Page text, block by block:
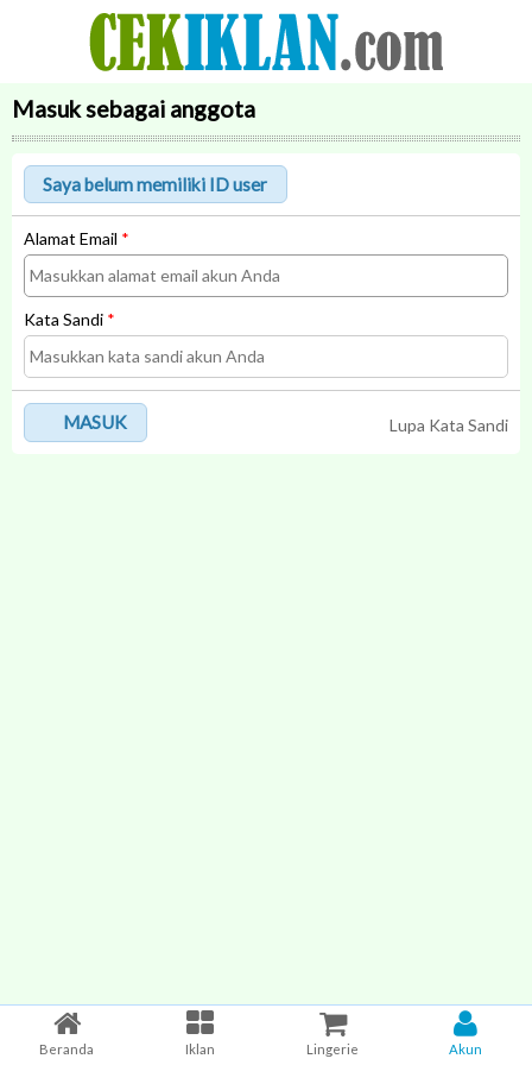
Masuk sebagai anggota
Alamat Email *
Kata Sandi *
Lupa Kata Sandi
MASUK
Beranda Iklan Lingerie Akun